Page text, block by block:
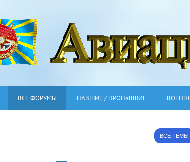
ВСЕ ФОРУМЫ ПАВШИЕ / ПРОПАВШИЕ
ВСЕ ТЕМЫ